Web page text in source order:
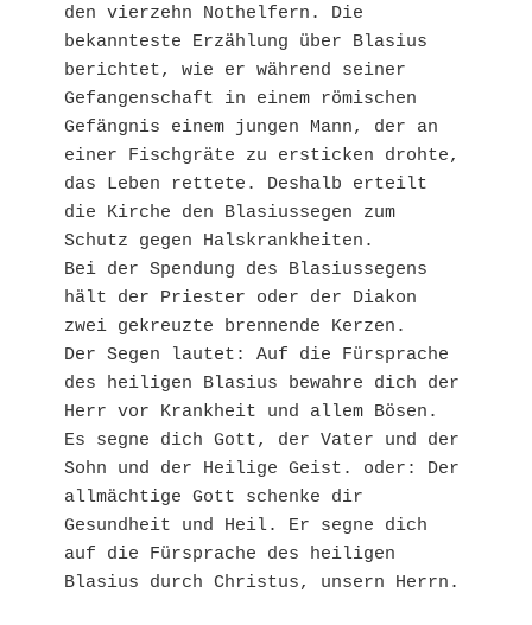
den vierzehn Nothelfern. Die
bekannteste Erzählung über Blasius
berichtet, wie er während seiner
Gefangenschaft in einem römischen
Gefängnis einem jungen Mann, der an
einer Fischgräte zu ersticken drohte,
das Leben rettete. Deshalb erteilt
die Kirche den Blasiussegen zum
Schutz gegen Halskrankheiten.
Bei der Spendung des Blasiussegens
hält der Priester oder der Diakon
zwei gekreuzte brennende Kerzen.
Der Segen lautet: Auf die Fürsprache
des heiligen Blasius bewahre dich der
Herr vor Krankheit und allem Bösen.
Es segne dich Gott, der Vater und der
Sohn und der Heilige Geist. oder: Der
allmächtige Gott schenke dir
Gesundheit und Heil. Er segne dich
auf die Fürsprache des heiligen